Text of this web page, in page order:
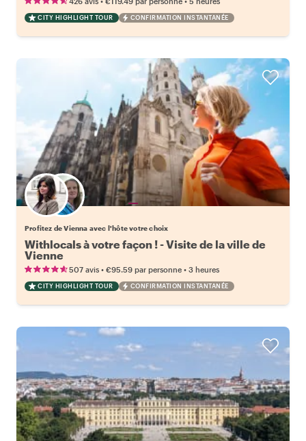
CITY HIGHLIGHT TOUR CONFIRMATION INSTANTANÉE
Choisissez votre local favori
Profitez de Vienna avec l'hôte votre choix
Withlocals à votre façon ! - Visite de la ville de
Vienne
507 avis • €95.59 par personne • 3 heures
CITY HIGHLIGHT TOUR CONFIRMATION INSTANTANÉE